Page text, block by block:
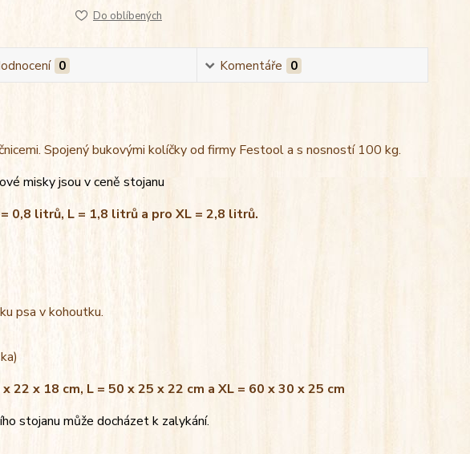
Do oblíbených
0 Komentáře 0
Spojený bukovými kolíčky od firmy Festool a s nosností 100 kg.
misky jsou v ceně stojanu
0,8 litrů, L = 1,8 litrů a pro XL = 2,8 litrů.
psa v kohoutku.
22 x 18 cm, L = 50 x 25 x 22 cm a XL = 60 x 30 x 25 cm
stojanu může docházet k zalykání.